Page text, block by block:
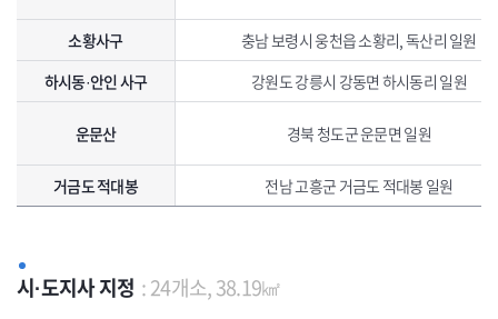
소황사구
충남 보령시 웅천읍 소황리, 독산리 일원
하시동·안인 사구
강원도 강릉시 강동면 하시동리 일원
운문산 경북 청도군 운문면 일원
거금도 적대봉 전남 고흥군 거금도 적대봉 일원
시·도지사 지정 : 24개소, 38.19㎢